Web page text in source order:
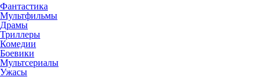
Фантастика
Мультфильмы
Драмы
Триллеры
Комедии
Боевики
Мультсериалы
Ужасы